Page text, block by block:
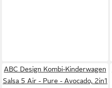
ABC Design Kombi-Kinderwagen
Salsa 5 Air - Pure - Avocado, 2in1